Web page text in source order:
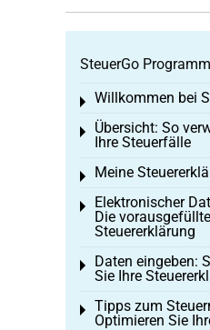
SteuerGo
Willkommen bei
Toggle menu
Übersicht: So
Ihre Steuerfälle
Toggle menu
Meine
Toggle menu
Elektronischer
Die vorausgefüllte
Steuererklärung
Toggle menu
Daten eingeben:
Sie Ihre
Toggle menu
Tipps zum
Optimieren Sie
Toggle menu